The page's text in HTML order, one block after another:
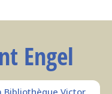
Engel
Bibliothèque Victor